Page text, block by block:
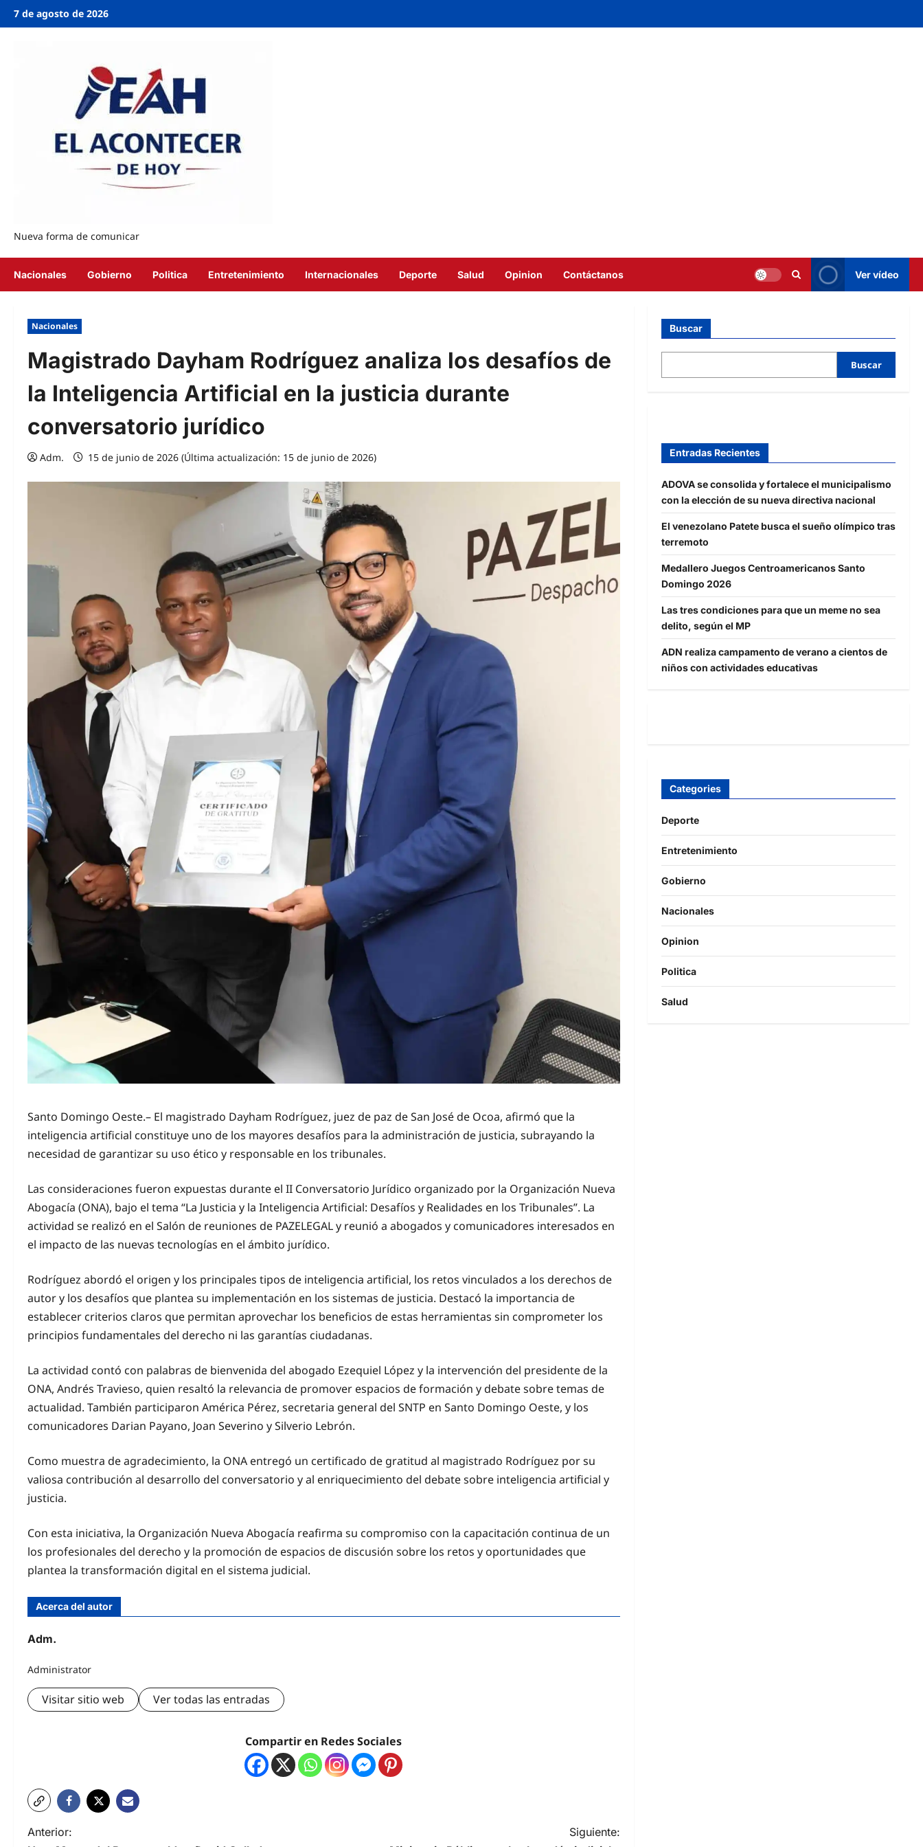
7 de agosto de 2026
Nueva forma de comunicar
Nacionales Gobierno Politica Entretenimiento Internacionales Deporte Salud Opinion Contáctanos Ver vídeo
Nacionales
Magistrado Dayham Rodríguez analiza los desafíos de
la Inteligencia Artificial en la justicia durante
conversatorio jurídico
Adm. 15 de junio de 2026 (Última actualización: 15 de junio de 2026)
Santo Domingo Oeste.– El magistrado Dayham Rodríguez, juez de paz de San José de Ocoa, afirmó que la
inteligencia artificial constituye uno de los mayores desafíos para la administración de justicia, subrayando la
necesidad de garantizar su uso ético y responsable en los tribunales.
Las consideraciones fueron expuestas durante el II Conversatorio Jurídico organizado por la Organización Nueva
Abogacía (ONA), bajo el tema “La Justicia y la Inteligencia Artificial: Desafíos y Realidades en los Tribunales”. La
actividad se realizó en el Salón de reuniones de PAZELEGAL y reunió a abogados y comunicadores interesados en
el impacto de las nuevas tecnologías en el ámbito jurídico.
Rodríguez abordó el origen y los principales tipos de inteligencia artificial, los retos vinculados a los derechos de
autor y los desafíos que plantea su implementación en los sistemas de justicia. Destacó la importancia de
establecer criterios claros que permitan aprovechar los beneficios de estas herramientas sin comprometer los
principios fundamentales del derecho ni las garantías ciudadanas.
La actividad contó con palabras de bienvenida del abogado Ezequiel López y la intervención del presidente de la
ONA, Andrés Travieso, quien resaltó la relevancia de promover espacios de formación y debate sobre temas de
actualidad. También participaron América Pérez, secretaria general del SNTP en Santo Domingo Oeste, y los
comunicadores Darian Payano, Joan Severino y Silverio Lebrón.
Como muestra de agradecimiento, la ONA entregó un certificado de gratitud al magistrado Rodríguez por su
valiosa contribución al desarrollo del conversatorio y al enriquecimiento del debate sobre inteligencia artificial y
justicia.
Con esta iniciativa, la Organización Nueva Abogacía reafirma su compromiso con la capacitación continua de un
los profesionales del derecho y la promoción de espacios de discusión sobre los retos y oportunidades que
plantea la transformación digital en el sistema judicial.
Acerca del autor
Adm.
Administrator
Visitar sitio web Ver todas las entradas
Compartir en Redes Sociales
Anterior:
Siguiente:
Buscar
Buscar
Entradas Recientes
ADOVA se consolida y fortalece el municipalismo
con la elección de su nueva directiva nacional
El venezolano Patete busca el sueño olímpico tras
terremoto
Medallero Juegos Centroamericanos Santo
Domingo 2026
Las tres condiciones para que un meme no sea
delito, según el MP
ADN realiza campamento de verano a cientos de
niños con actividades educativas
Categories
Deporte
Entretenimiento
Gobierno
Nacionales
Opinion
Politica
Salud